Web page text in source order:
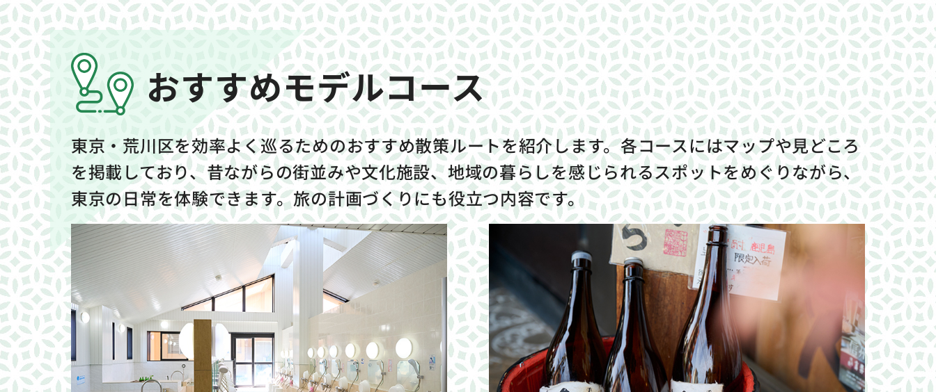
おすすめモデルコース
東京・荒川区を効率よく巡るためのおすすめ散策ルートを紹介します。各コースにはマップや見どころ
を掲載しており、昔ながらの街並みや文化施設、地域の暮らしを感じられるスポットをめぐりながら、
東京の日常を体験できます。旅の計画づくりにも役立つ内容です。